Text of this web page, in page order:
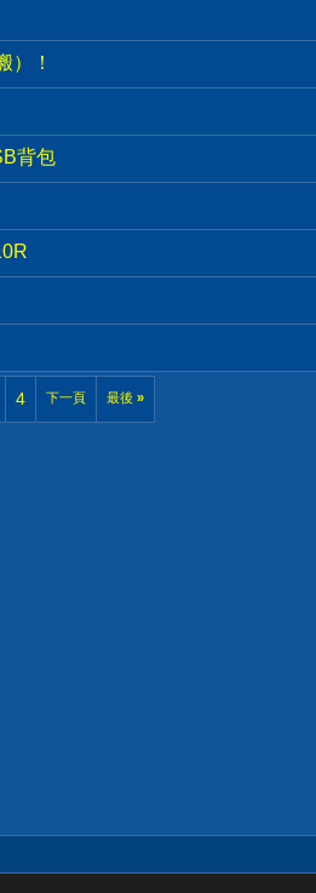
）！
背包
4 下一頁 最後 »